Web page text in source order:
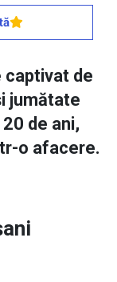
captivat de
jumătate
de ani,
o afacere.